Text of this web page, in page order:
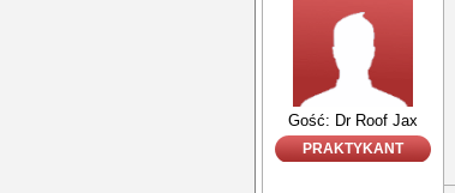
Gość: Dr Roof Jax
PRAKTYKANT